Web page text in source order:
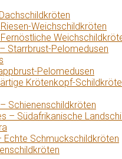
Weichschildkröten
Starrbrust-Pelomedusen
Pelomedusen
Krötenkopf-
Schienenschildkröten
– Südafrikanische
Echte Schmuckschildkröten